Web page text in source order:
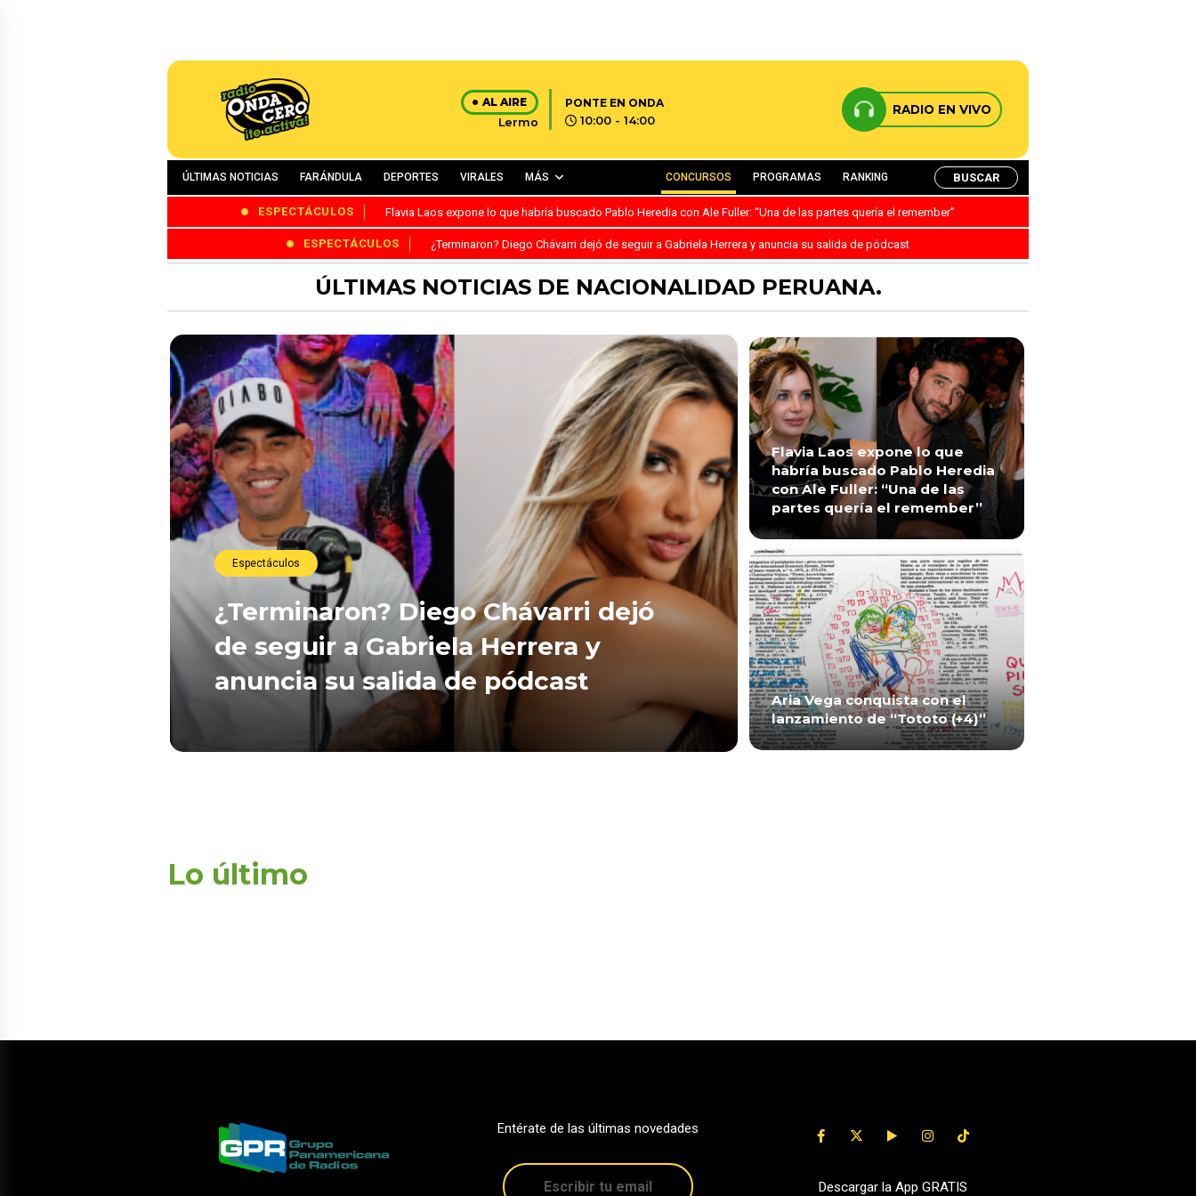
AL AIRE
Lermo
PONTE EN ONDA
10:00 - 14:00
RADIO EN VIVO
ÚLTIMAS NOTICIAS FARÁNDULA DEPORTES VIRALES MÁS CONCURSOS PROGRAMAS RANKING BUSCAR
ESPECTÁCULOS Flavia Laos expone lo que habría buscado Pablo Heredia con Ale Fuller: “Una de las partes quería el remember”
ESPECTÁCULOS ¿Terminaron? Diego Chávarri dejó de seguir a Gabriela Herrera y anuncia su salida de pódcast
ÚLTIMAS NOTICIAS DE NACIONALIDAD PERUANA.
Espectáculos
¿Terminaron? Diego Chávarri dejó
de seguir a Gabriela Herrera y
anuncia su salida de pódcast
Flavia Laos expone lo que
habría buscado Pablo Heredia
con Ale Fuller: “Una de las
partes quería el remember”
Aria Vega conquista con el
lanzamiento de “Tototo (+4)”
Lo último
Entérate de las últimas novedades
Descargar la App GRATIS